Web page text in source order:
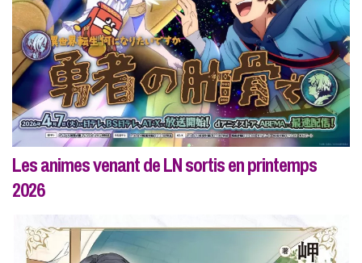
Les animes venant de LN sortis en printemps
2026